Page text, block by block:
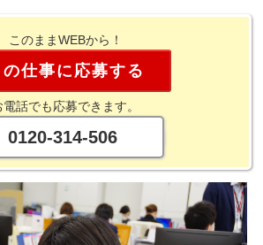
このままWEBから！
の仕事に応募する
電話でも応募できます。
0120-314-506